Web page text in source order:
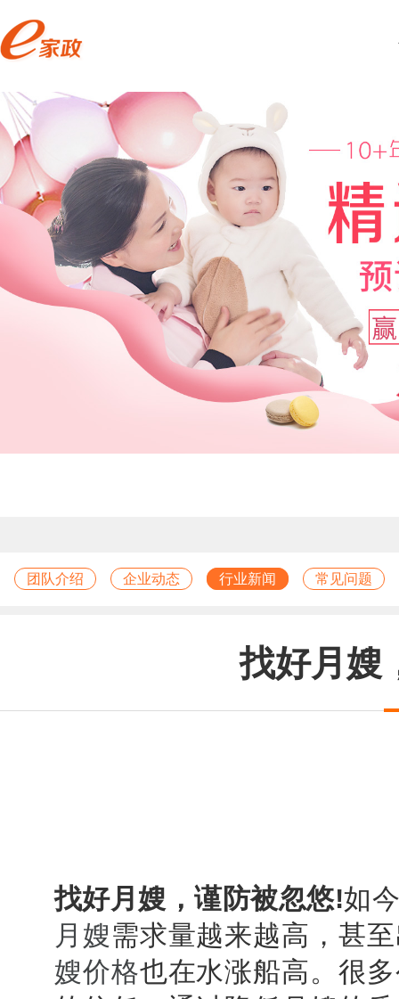
团队介绍 企业动态 行业新闻 常见问题
找好月嫂
找好月嫂，谨防被忽悠!如
月嫂需求量越来越高，甚
嫂价格也在水涨船高。很